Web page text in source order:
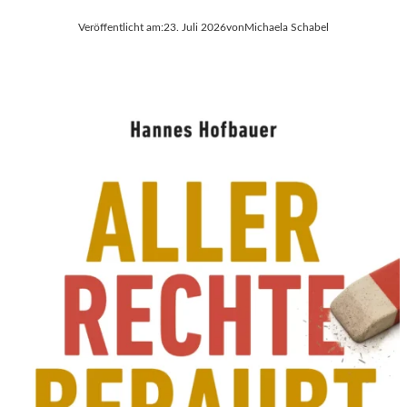
Veröffentlicht am:23. Juli 2026von Michaela Schabel